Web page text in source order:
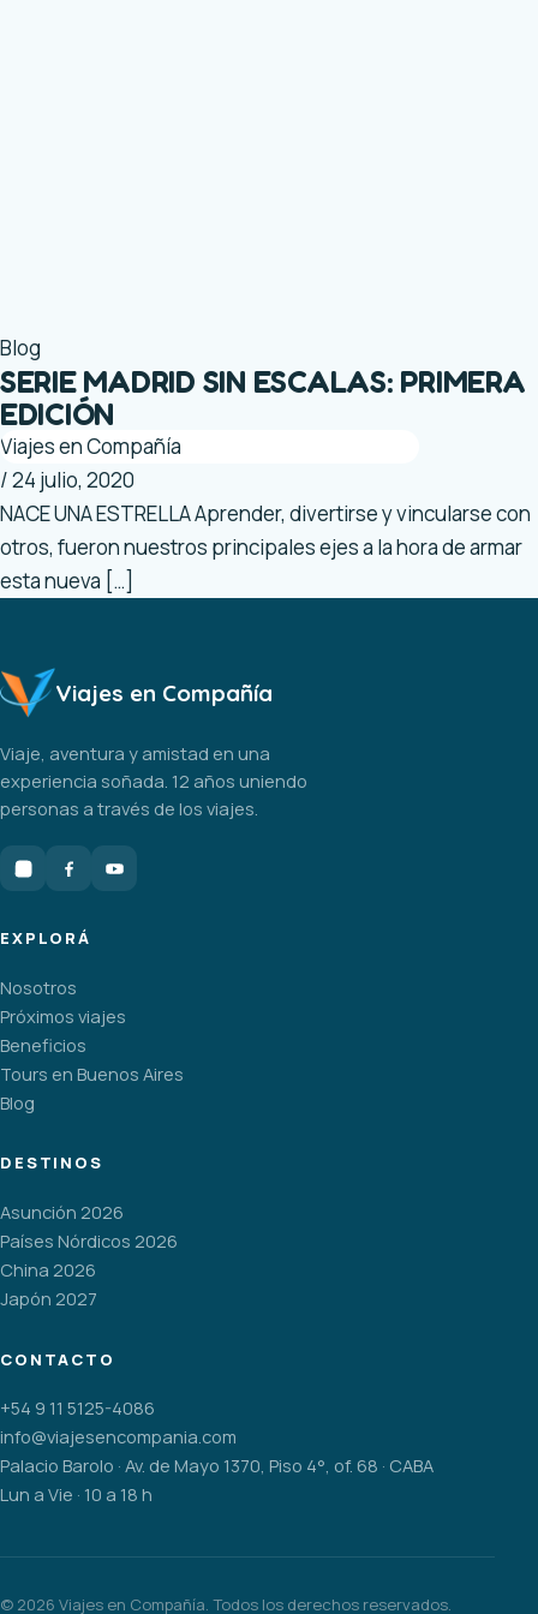
Blog
SERIE MADRID SIN ESCALAS: PRIMERA
EDICIÓN
Viajes en Compañía
/24 julio, 2020
NACE UNA ESTRELLA Aprender, divertirse y vincularse con
otros, fueron nuestros principales ejes a la hora de armar
esta nueva […]
Viajes en Compañía
Viaje, aventura y amistad en una
experiencia soñada. 12 años uniendo
personas a través de los viajes.
EXPLORÁ
Nosotros
Próximos viajes
Beneficios
Tours en Buenos Aires
Blog
DESTINOS
Asunción 2026
Países Nórdicos 2026
China 2026
Japón 2027
CONTACTO
+54 9 11 5125-4086
info@viajesencompania.com
Palacio Barolo · Av. de Mayo 1370, Piso 4°, of. 68 · CABA
Lun a Vie · 10 a 18 h
© 2026 Viajes en Compañía. Todos los derechos reservados.